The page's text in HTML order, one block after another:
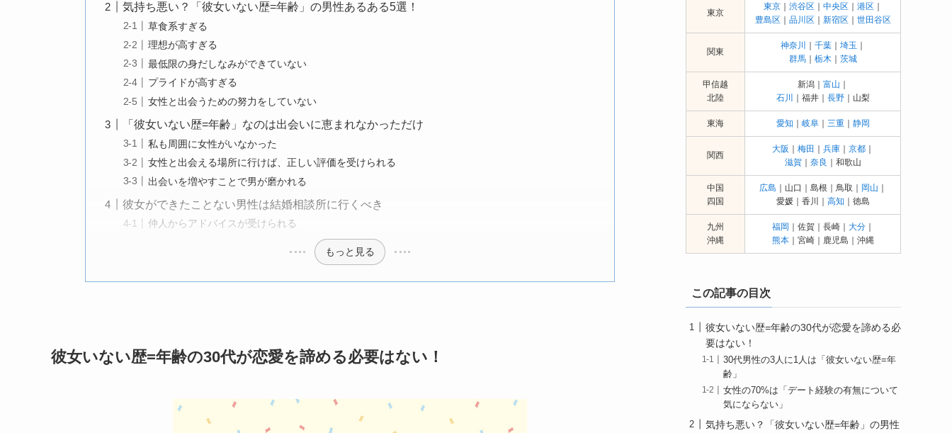
気持ち悪い？「彼女いない歴=年齢」の男性あるある5選！
草食系すぎる
理想が高すぎる
最低限の身だしなみができていない
プライドが高すぎる
女性と出会うための努力をしていない
「彼女いない歴=年齢」なのは出会いに恵まれなかっただけ
私も周囲に女性がいなかった
女性と出会える場所に行けば、正しい評価を受けられる
出会いを増やすことで男が磨かれる
彼女ができたことない男性は結婚相談所に行くべき
仲人からアドバイスが受けられる
もっと見る
彼女いない歴=年齢の30代が恋愛を諦める必要はない！
東京
東京｜ 渋谷区｜ 中央区｜ 港区｜
豊島区｜ 品川区｜ 新宿区｜ 世田谷区
関東
神奈川 ｜ 千葉｜ 埼玉 ｜
群馬｜ 栃木 ｜ 茨城
甲信越
北陸
新潟｜ 富山 ｜
石川
｜福井｜ 長野｜山梨
東海 愛知 ｜ 岐阜｜ 三重｜ 静岡
関西
大阪 ｜ 梅田 ｜ 兵庫｜ 京都｜
滋賀｜ 奈良 ｜和歌山
中国
四国
広島 ｜山口｜島根｜鳥取｜ 岡山 ｜
愛媛｜香川｜ 高知 ｜徳島
九州
沖縄
福岡 ｜佐賀｜長崎｜ 大分｜
熊本｜宮崎｜鹿児島｜沖縄
この記事の目次
彼女いない歴=年齢の30代が恋愛を諦める必
要はない！
30代男性の3人に1人は「彼女いない歴=年
齢」
女性の70%は「デート経験の有無について
気にならない」
気持ち悪い？「彼女いない歴=年齢」の男性